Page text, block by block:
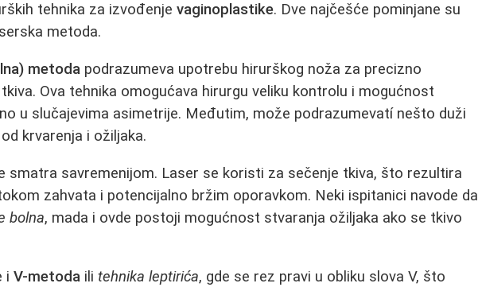
tehnika za izvođenjevaginoplastike. Dve najčešće pominjane su
metoda.
metoda podrazumeva upotrebu hirurškog noža za precizno
Ova tehnika omogućava hirurgu veliku kontrolu i mogućnost
u slučajevima asimetrije. Međutim, može podrazumevatí nešto duži
krvarenja i ožiljaka.
smatra savremenijom. Laser se koristi za sečenje tkiva, što rezultira
zahvata i potencijalno bržim oporavkom. Neki ispitanici navode da
bolna, mada i ovde postoji mogućnost stvaranja ožiljaka ako se tkivo
iV-metoda ilitehnika leptirića, gde se rez pravi u obliku slova V, što